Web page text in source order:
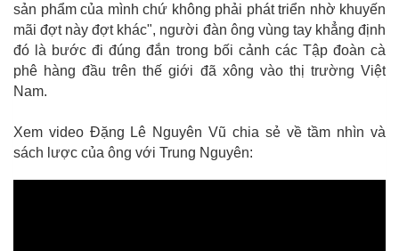
sản phẩm của mình chứ không phải phát triển nhờ khuyến
mãi đợt này đợt khác", người đàn ông vùng tay khẳng định
đó là bước đi đúng đắn trong bối cảnh các Tập đoàn cà
phê hàng đầu trên thế giới đã xông vào thị trường Việt
Nam.
Xem video Đặng Lê Nguyên Vũ chia sẻ về tầm nhìn và
sách lược của ông với Trung Nguyên: